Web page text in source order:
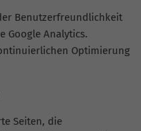
Benutzerfreundlichkeit
Google Analytics.
Optimierung
Seiten, die
bereits ab 499 € pro
Monat, inkl. Content,